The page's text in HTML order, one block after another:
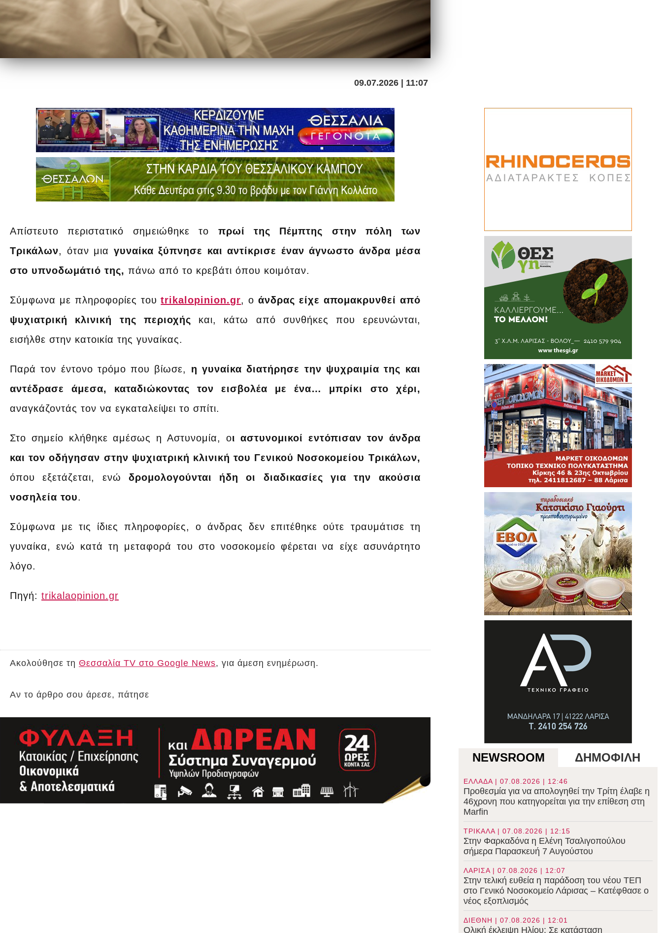
09.07.2026 | 11:07
Απίστευτο περιστατικό σημειώθηκε το πρωί της Πέμπτης στην πόλη των
Τρικάλων, όταν μια γυναίκα ξύπνησε και αντίκρισε έναν άγνωστο άνδρα μέσα
στο υπνοδωμάτιό της, πάνω από το κρεβάτι όπου κοιμόταν.
Σύμφωνα με πληροφορίες τουtrikalopinion.gr, ο άνδρας είχε απομακρυνθεί από
ψυχιατρική κλινική της περιοχής και, κάτω από συνθήκες που ερευνώνται,
εισήλθε στην κατοικία της γυναίκας.
Παρά τον έντονο τρόμο που βίωσε, η γυναίκα διατήρησε την ψυχραιμία της και
αντέδρασε άμεσα, καταδιώκοντας τον εισβολέα με ένα… μπρίκι στο χέρι,
αναγκάζοντάς τον να εγκαταλείψει το σπίτι.
Στο σημείο κλήθηκε αμέσως η Αστυνομία, οι αστυνομικοί εντόπισαν τον άνδρα
και τον οδήγησαν στην ψυχιατρική κλινική του Γενικού Νοσοκομείου Τρικάλων,
όπου εξετάζεται, ενώ δρομολογούνται ήδη οι διαδικασίες για την ακούσια
νοσηλεία του.
Σύμφωνα με τις ίδιες πληροφορίες, ο άνδρας δεν επιτέθηκε ούτε τραυμάτισε τη
γυναίκα, ενώ κατά τη μεταφορά του στο νοσοκομείο φέρεται να είχε ασυνάρτητο
λόγο.
Πηγή: trikalaopinion.gr
Ακολούθησε τη Θεσσαλία TV στο Google News, για άμεση ενημέρωση.
Αν το άρθρο σου άρεσε, πάτησε
NEWSROOM ΔΗΜΟΦΙΛΗ
ΕΛΛΑΔΑ | 07.08.2026 | 12:46
Προθεσμία για να απολογηθεί την Τρίτη έλαβε η
46χρονη που κατηγορείται για την επίθεση στη
Marfin
ΤΡΙΚΑΛΑ | 07.08.2026 | 12:15
Στην Φαρκαδόνα η Ελένη Τσαλιγοπούλου
σήμερα Παρασκευή 7 Αυγούστου
ΛΑΡΙΣΑ | 07.08.2026 | 12:07
Στην τελική ευθεία η παράδοση του νέου ΤΕΠ
στο Γενικό Νοσοκομείο Λάρισας – Κατέφθασε ο
νέος εξοπλισμός
ΔΙΕΘΝΗ | 07.08.2026 | 12:01
Ολική έκλειψη Ηλίου: Σε κατάσταση